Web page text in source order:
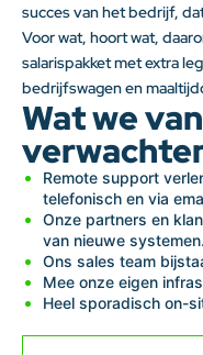
succes van het bedrijf,
Voor wat, hoort wat,
salarispakket met extra
bedrijfswagen en
Wat we
Remote support
telefonisch en via
Onze partners en
van nieuwe systemen.
Ons sales team
Mee onze eigen
Heel sporadisch on-